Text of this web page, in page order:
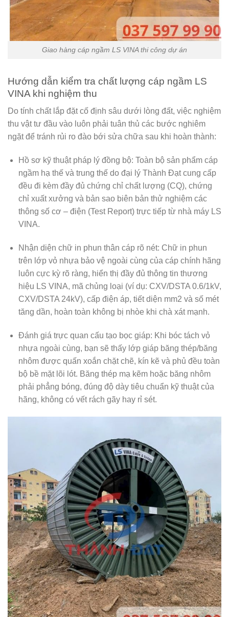
Giao hàng cáp ngầm LS VINA thi công dự án
Hướng dẫn kiểm tra chất lượng cáp ngầm LS
VINA khi nghiệm thu
Do tính chất lắp đặt cố định sâu dưới lòng đất, việc nghiệm
thu vật tư đầu vào luôn phải tuân thủ các bước nghiêm
ngặt để tránh rủi ro đào bới sửa chữa sau khi hoàn thành:
Hồ sơ kỹ thuật pháp lý đồng bộ: Toàn bộ sản phẩm cáp
ngầm hạ thế và trung thế do đại lý Thành Đạtcung cấp
đều đi kèm đầy đủ chứng chỉ chất lượng (CQ), chứng
chỉ xuất xưởng và bản sao biên bản thử nghiệm các
thông số cơ – điện (Test Report) trực tiếp từ nhà máy LS
VINA.
Nhận diện chữ in phun thân cáp rõ nét: Chữ in phun
trên lớp vỏ nhựa bảo vệ ngoài cùng của cáp chính hãng
luôn cực kỳ rõ ràng, hiển thị đầy đủ thông tin thương
hiệu LS VINA, mã chủng loại (ví dụ: CXV/DSTA 0.6/1kV,
CXV/DSTA 24kV), cấp điện áp, tiết diện mm2 và số mét
tăng dần, hoàn toàn không bị nhòe khi chà xát mạnh.
Đánh giá trực quan cấu tạo bọc giáp: Khi bóc tách vỏ
nhựa ngoài cùng, bạn sẽ thấy lớp giáp băng thép/băng
nhôm được quấn xoắn chặt chẽ, kín kẽ và phủ đều toàn
bộ bề mặt lõi lót. Băng thép mạ kẽm hoặc băng nhôm
phải phẳng bóng, đúng độ dày tiêu chuẩn kỹ thuật của
hãng, không có vết rách gãy hay rỉ sét.